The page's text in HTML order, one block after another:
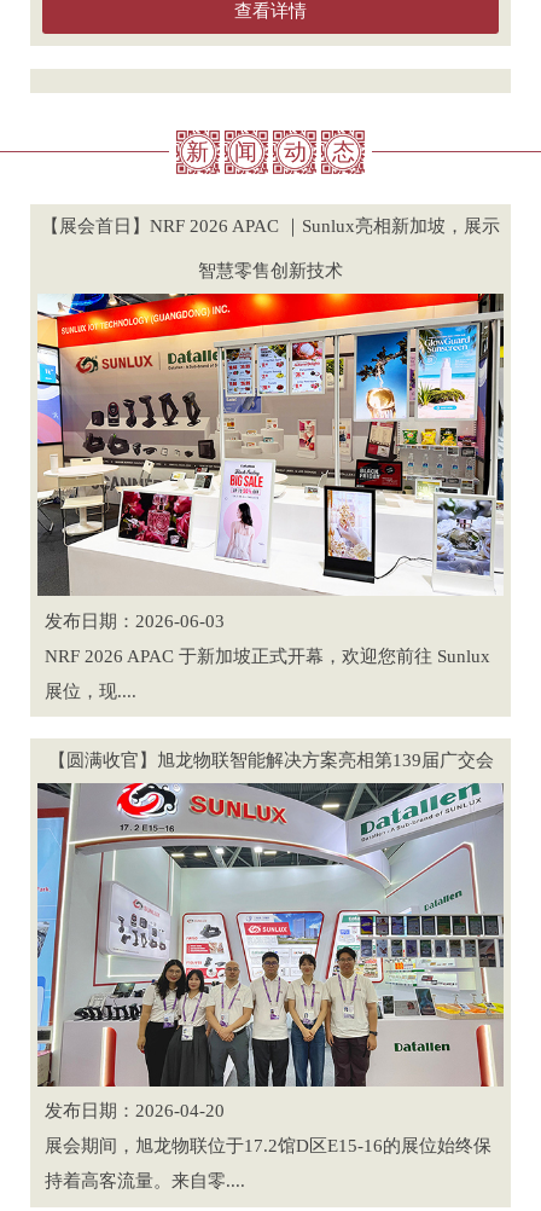
查看详情
新 闻 动 态
【展会首日】NRF 2026 APAC ｜Sunlux亮相新加坡，展示
智慧零售创新技术
发布日期：2026-06-03
NRF 2026 APAC 于新加坡正式开幕，欢迎您前往 Sunlux
展位，现....
【圆满收官】旭龙物联智能解决方案亮相第139届广交会
发布日期：2026-04-20
展会期间，旭龙物联位于17.2馆D区E15-16的展位始终保
持着高客流量。来自零....